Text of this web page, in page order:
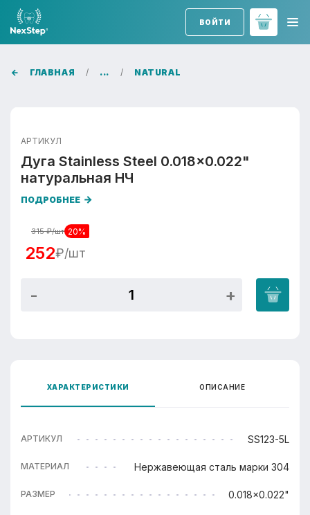
ВОЙТИ
ГЛАВНАЯ ... NATURAL
АРТИКУЛ
Дуга Stainless Steel 0.018x0.022"
натуральная НЧ
ПОДРОБНЕЕ
315 ₽/шт 20%
252₽/шт
ХАРАКТЕРИСТИКИ ОПИСАНИЕ
АРТИКУЛ SS123-5L
МАТЕРИАЛ Нержавеющая сталь марки 304
РАЗМЕР 0.018x0.022"